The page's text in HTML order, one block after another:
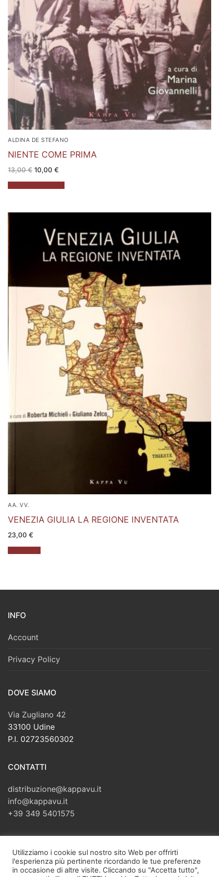
ALDINA DE STEFANO
NIENTE COME PRIMA
13,00€ Il
prezzo
originale
era:
10,00 €Il
attuale
è:
AA. VV.
VENEZIA GIULIA LA REGIONE INVENTATA
23,00 €
INFO
Account
Privacy Policy
DOVE SIAMO
Via Zugliano 42
33100 Udine
P.I. 02723560302
CONTATTI
distribuzione@kappavu.it
info@kappavu.it
+39 349 5401575
Cerca:
Utilizziamo i cookie sul nostro sito Web per offrirti
l'esperienza più pertinente ricordando le tue preferenze
in occasione di altre visite. Cliccando su "Accetta tutto",